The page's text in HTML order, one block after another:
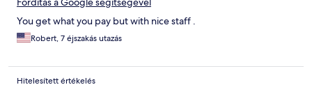
You get what you pay but with nice staff .
Robert, 7 éjszakás utazás
Hitelesített értékelés